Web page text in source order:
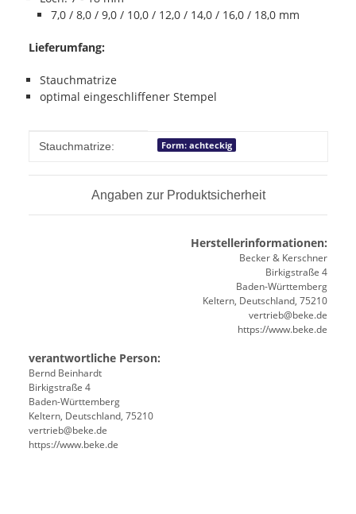
7,0 / 8,0 / 9,0 / 10,0 / 12,0 / 14,0 / 16,0 / 18,0 mm
Lieferumfang:
Stauchmatrize
optimal eingeschliffener Stempel
Produkteigenschaft
Wert
Stauchmatrize: Form: achteckig
Angaben zur Produktsicherheit
Herstellerinformationen:
Becker & Kerschner
Birkigstraße 4
Baden-Württemberg
Keltern, Deutschland, 75210
vertrieb@beke.de
https://www.beke.de
verantwortliche Person:
Bernd Beinhardt
Birkigstraße 4
Baden-Württemberg
Keltern, Deutschland, 75210
vertrieb@beke.de
https://www.beke.de